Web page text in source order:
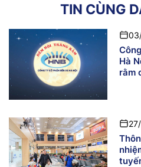
TIN CÙNG
Hà
rằm